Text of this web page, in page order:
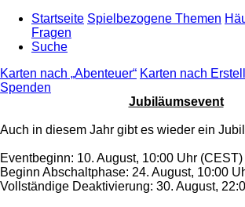
Startseite Spielbezogene Themen
Fragen
Suche
Karten nach „Abenteuer“ Karten nach
Spenden
Jubiläumsevent
Auch in diesem Jahr gibt es wieder ein
Eventbeginn: 10. August, 10:00 Uhr (CEST)
Beginn Abschaltphase: 24. August, 10:00
Vollständige Deaktivierung: 30. August,